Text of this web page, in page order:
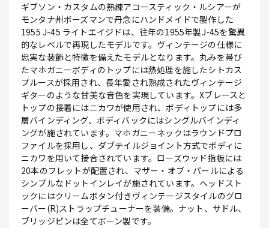
ギブソン・カスタムの熟練アコースティック・ルシアーが
モンタナ州ボーズマンで丹念にハンドメイドで製作した
1955 J-45 ライトエイジドは、往年の1955年製J-45を驚異
的なレベルで再現したモデルです。ヴィンテージの仕様に
忠実な装飾と特徴を備えたモデルとなります。丸みを帯び
たマホガニーボディのトップには熱処理を施したシトカス
プルースが採用され、長年愛され熟成されたヴィンテージ
ギターのような甘美な音色を実現しています。Xブレースと
トップの接着にはニカワが使用され、ボディトップには多
層バインディング、ボディバックにはシングルバインディ
ングが施されています。マホガニーネックはラウンドプロ
ファイルを採用し、ダブテイルジョイント方式でボディに
ニカワを用いて接合されています。ローズウッド指板には
20本のフレットが配置され、マザー・オブ・パールによる
シンプルなドットインレイが施されています。ヘッドスト
ックにはクリームボタン付きヴィンテージスタイルのグロ
ーバー(R)ストラップチューナーを装備。ナット、サドル、
ブリッジピンは全てボーン製です。